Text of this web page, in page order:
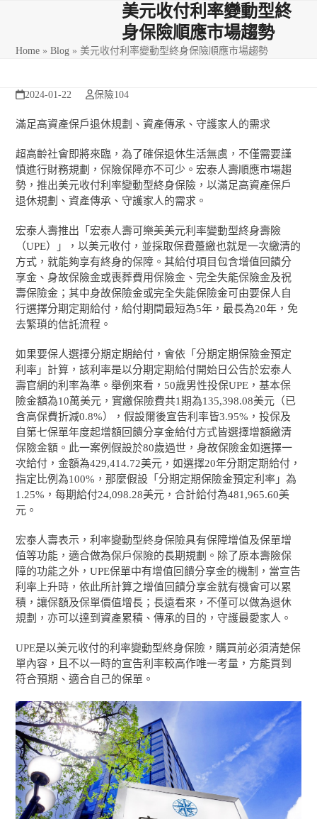
menu
menu
美元收付利率變動型終
身保險順應市場趨勢
Home »Blog »美元收付利率變動型終身保險順應市場趨勢
2024-01-22 保險104
滿足高資產保戶退休規劃、資產傳承、守護家人的需求
超高齡社會即將來臨，為了確保退休生活無虞，不僅需要謹
慎進行財務規劃，保險保障亦不可少。宏泰人壽順應市場趨
勢，推出美元收付利率變動型終身保險，以滿足高資產保戶
退休規劃、資產傳承、守護家人的需求。
宏泰人壽推出「宏泰人壽可樂美美元利率變動型終身壽險
（UPE）」，以美元收付，並採取保費躉繳也就是一次繳清的
方式，就能夠享有終身的保障。其給付項目包含增值回饋分
享金、身故保險金或喪葬費用保險金、完全失能保險金及祝
壽保險金；其中身故保險金或完全失能保險金可由要保人自
行選擇分期定期給付，給付期間最短為5年，最長為20年，免
去繁瑣的信託流程。
如果要保人選擇分期定期給付，會依「分期定期保險金預定
利率」計算，該利率是以分期定期給付開始日公告於宏泰人
壽官網的利率為準。舉例來看，50歲男性投保UPE，基本保
險金額為10萬美元，實繳保險費共1期為135,398.08美元（已
含高保費折減0.8%），假設爾後宣告利率皆3.95%，投保及
自第七保單年度起增額回饋分享金給付方式皆選擇增額繳清
保險金額。此一案例假設於80歲過世，身故保險金如選擇一
次給付，金額為429,414.72美元，如選擇20年分期定期給付，
指定比例為100%，那麼假設「分期定期保險金預定利率」為
1.25%，每期給付24,098.28美元，合計給付為481,965.60美
元。
宏泰人壽表示，利率變動型終身保險具有保障增值及保單增
值等功能，適合做為保戶保險的長期規劃。除了原本壽險保
障的功能之外，UPE保單中有增值回饋分享金的機制，當宣告
利率上升時，依此所計算之增值回饋分享金就有機會可以累
積，讓保額及保單價值增長；長遠看來，不僅可以做為退休
規劃，亦可以達到資產累積、傳承的目的，守護最愛家人。
UPE是以美元收付的利率變動型終身保險，購買前必須清楚保
單內容，且不以一時的宣告利率較高作唯一考量，方能買到
符合預期、適合自己的保單。